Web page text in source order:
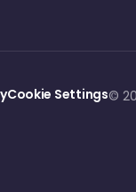
Cookie Settings©